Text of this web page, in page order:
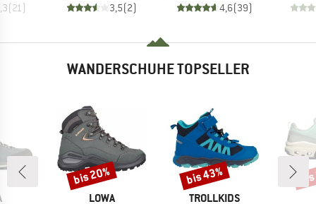
(21 ) 3,5(2)
4,6(39)
WANDERSCHUHE TOPSELLER
MARKE
LOWA
Rabatt
bis 20%
MARKE
TROLLKIDS
Rabatt
bis 43%